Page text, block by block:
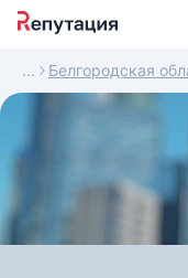
Белгородская